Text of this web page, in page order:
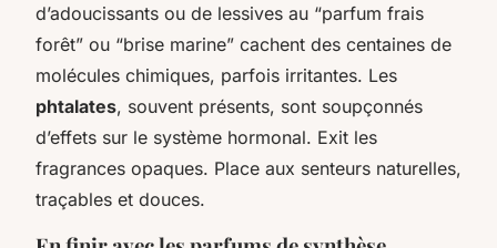
d’adoucissants ou de lessives au “parfum frais
forêt” ou “brise marine” cachent des centaines de
molécules chimiques, parfois irritantes. Les
phtalates, souvent présents, sont soupçonnés
d’effets sur le système hormonal. Exit les
fragrances opaques. Place aux senteurs naturelles,
traçables et douces.